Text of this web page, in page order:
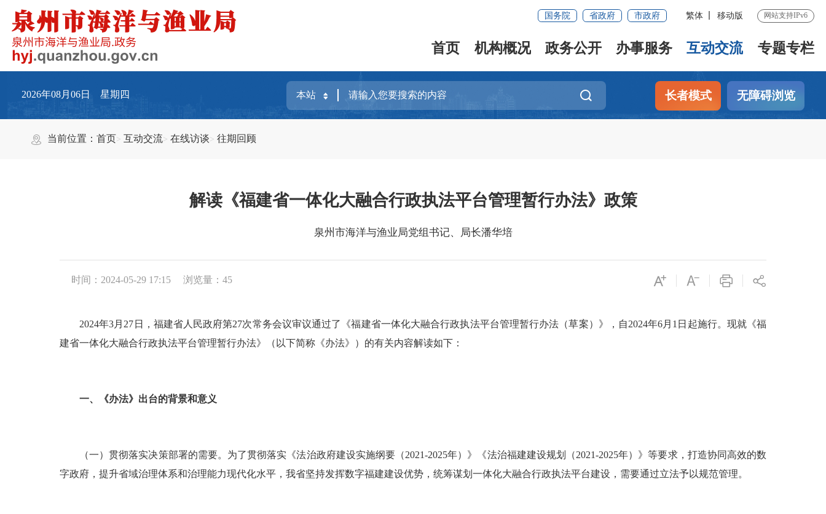
国务院 省政府 市政府 繁体 移动版 网站支持IPv6
首页 机构概况 政务公开 办事服务 互动交流 专题专栏
2026年08月06日 星期四 长者模式 无障碍浏览
当前位置：首页 互动交流 在线访谈 往期回顾
解读《福建省一体化大融合行政执法平台管理暂行办法》政策
泉州市海洋与渔业局党组书记、局长潘华培
时间：2024-05-29 17:15 浏览量： 45
2024年3月27日，福建省人民政府第27次常务会议审议通过了《福建省一体化大融合行政执法平台管理暂行办法（草案）》，自2024年6月1日起施行。现就《福
建省一体化大融合行政执法平台管理暂行办法》（以下简称《办法》）的有关内容解读如下：
一、《办法》出台的背景和意义
（一）贯彻落实决策部署的需要。为了贯彻落实《法治政府建设实施纲要（2021-2025年）》《法治福建建设规划（2021-2025年）》等要求，打造协同高效的数
字政府，提升省域治理体系和治理能力现代化水平，我省坚持发挥数字福建建设优势，统筹谋划一体化大融合行政执法平台建设，需要通过立法予以规范管理。